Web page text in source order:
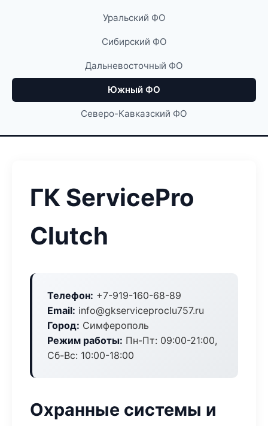
Уральский ФО
Сибирский ФО
Дальневосточный ФО
Южный ФО
Северо-Кавказский ФО
ГК ServicePro
Clutch
Телефон: +7-919-160-68-89
Email: info@gkserviceproclu757.ru
Город: Симферополь
Режим работы: Пн-Пт: 09:00-21:00,
Сб-Вс: 10:00-18:00
Охранные системы и